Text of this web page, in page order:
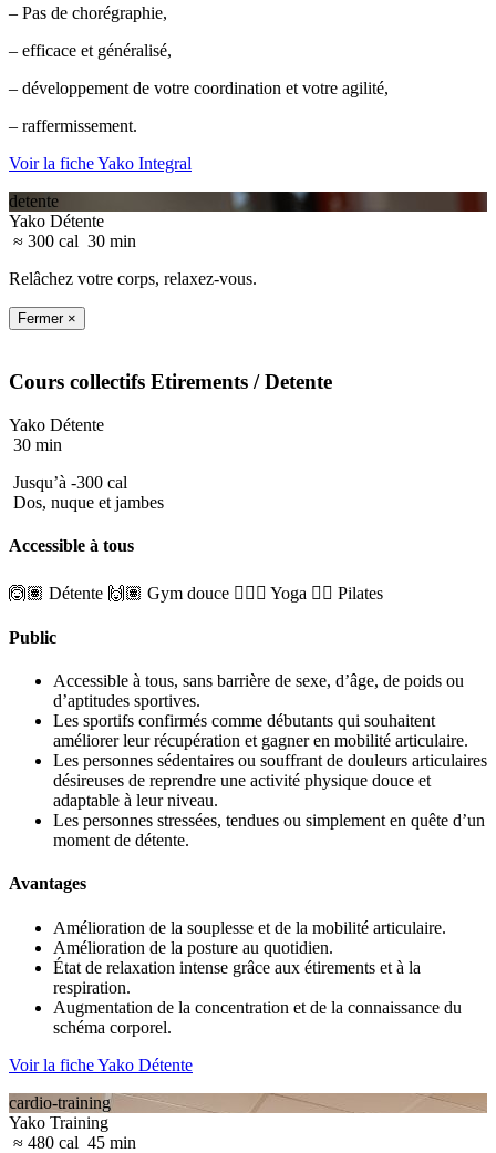
– Pas de chorégraphie,
– efficace et généralisé,
– développement de votre coordination et votre agilité,
– raffermissement.
Voir la fiche Yako Integral
detente
Yako Détente
≈ 300 cal 30 min
Relâchez votre corps, relaxez-vous.
Fermer ×
Cours collectifs Etirements / Detente
Yako Détente
30 min
Jusqu’à -300 cal
Dos, nuque et jambes
Accessible à tous
🙆🏽 Détente 🙌🏽 Gym douce 🧘🏼‍♂️ Yoga 🤸‍♀️ Pilates
Public
Accessible à tous, sans barrière de sexe, d’âge, de poids ou
d’aptitudes sportives.
Les sportifs confirmés comme débutants qui souhaitent
améliorer leur récupération et gagner en mobilité articulaire.
Les personnes sédentaires ou souffrant de douleurs articulaires
désireuses de reprendre une activité physique douce et
adaptable à leur niveau.
Les personnes stressées, tendues ou simplement en quête d’un
moment de détente.
Avantages
Amélioration de la souplesse et de la mobilité articulaire.
Amélioration de la posture au quotidien.
État de relaxation intense grâce aux étirements et à la
respiration.
Augmentation de la concentration et de la connaissance du
schéma corporel.
Voir la fiche Yako Détente
cardio-training
Yako Training
≈ 480 cal 45 min